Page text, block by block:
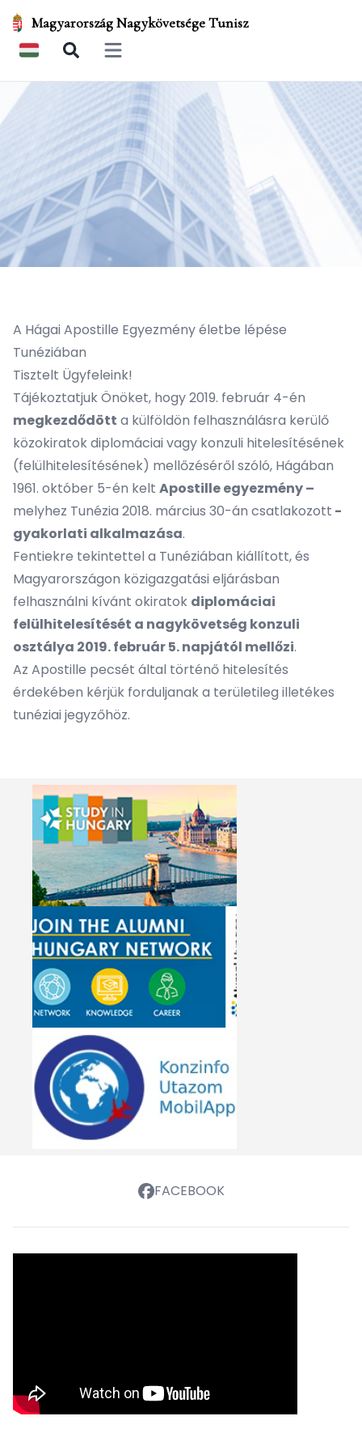
Magyarország Nagykövetsége Tunisz
Open main menu
A Hágai Apostille Egyezmény életbe lépése
Tunéziában
Tisztelt Ügyfeleink!
Tájékoztatjuk Önöket, hogy 2019. február 4-én
megkezdődött a külföldön felhasználásra kerülő
közokiratok diplomáciai vagy konzuli hitelesítésének
(felülhitelesítésének) mellőzéséről szóló, Hágában
1961. október 5-én kelt Apostille egyezmény –
melyhez Tunézia 2018. március 30-án csatlakozott -
gyakorlati alkalmazása.
Fentiekre tekintettel a Tunéziában kiállított, és
Magyarországon közigazgatási eljárásban
felhasználni kívánt okiratok diplomáciai
felülhitelesítését a nagykövetség konzuli
osztálya 2019. február 5. napjától mellőzi.
Az Apostille pecsét által történő hitelesítés
érdekében kérjük forduljanak a területileg illetékes
tunéziai jegyzőhöz.
FACEBOOK